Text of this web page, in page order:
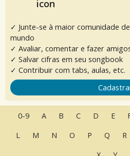
✓ Junte-se à maior comunidade
mundo
✓ Avaliar, comentar e fazer
✓ Salvar cifras em seu songbook
✓ Contribuir com tabs, aulas, etc.
0-9 A B C D E
L
M N O P Q R